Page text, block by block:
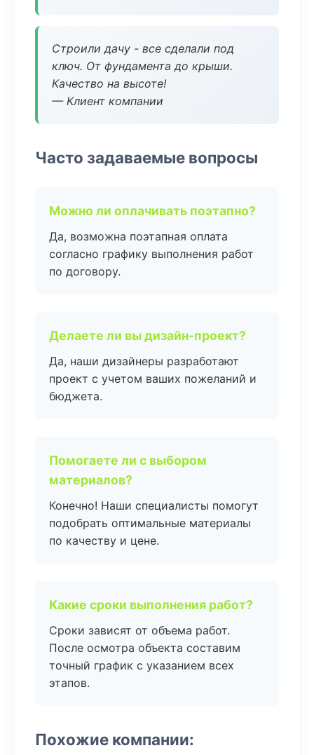
Строили дачу - все сделали под
ключ. От фундамента до крыши.
Качество на высоте!
— Клиент компании
Часто задаваемые вопросы
Можно ли оплачивать поэтапно?
Да, возможна поэтапная оплата
согласно графику выполнения работ
по договору.
Делаете ли вы дизайн-проект?
Да, наши дизайнеры разработают
проект с учетом ваших пожеланий и
бюджета.
Помогаете ли с выбором
материалов?
Конечно! Наши специалисты помогут
подобрать оптимальные материалы
по качеству и цене.
Какие сроки выполнения работ?
Сроки зависят от объема работ.
После осмотра объекта составим
точный график с указанием всех
этапов.
Похожие компании: